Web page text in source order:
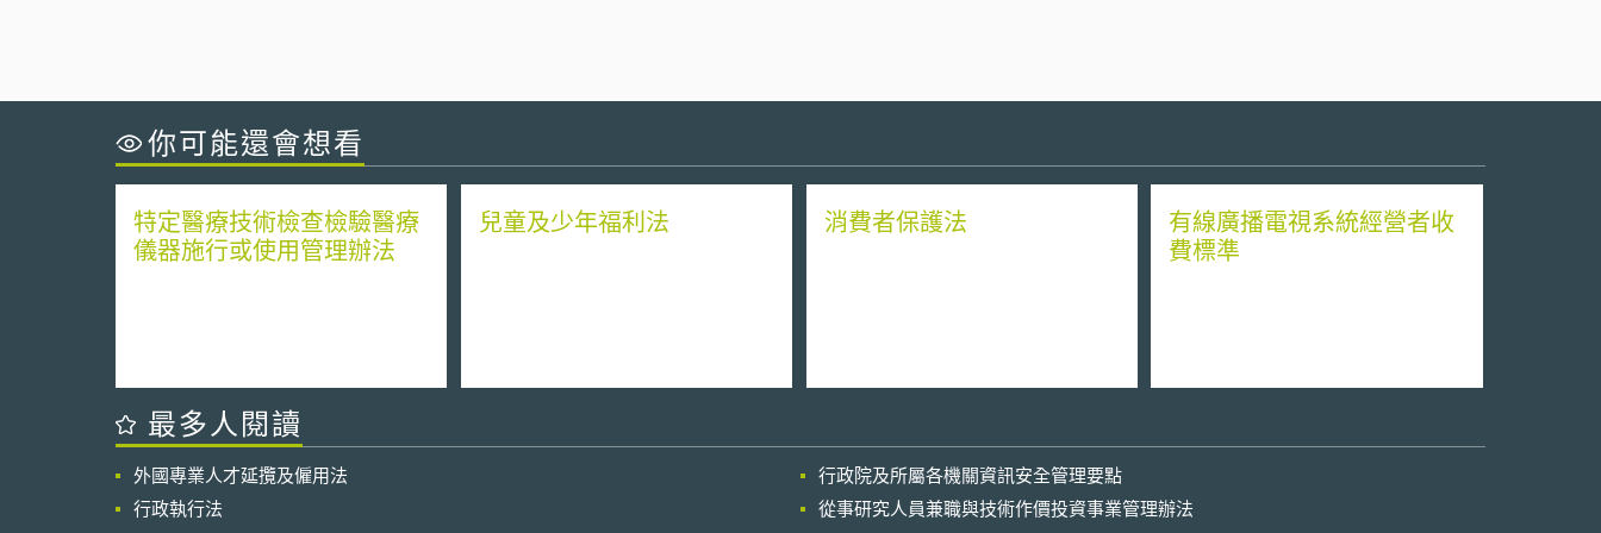
你可能還會想看
特定醫療技術檢查檢驗醫療
儀器施行或使用管理辦法
兒童及少年福利法 消費者保護法
有線廣播電視系統經營者收
費標準
最多人閱讀
外國專業人才延攬及僱用法
行政院及所屬各機關資訊安全管理要點
行政執行法
從事研究人員兼職與技術作價投資事業管理辦法